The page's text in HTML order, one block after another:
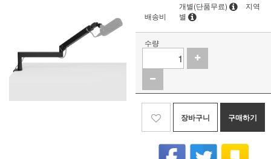
배송비
개별(단품무료)
지역
별
수량
장바구니 구매하기